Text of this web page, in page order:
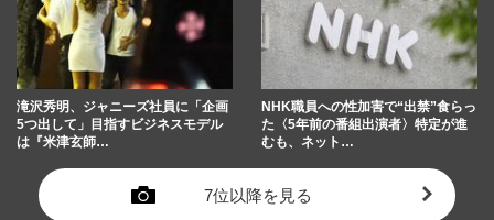
滝沢秀明、ジャニーズ社員に「企画
5つ出して」目指すビジネスモデル
は『米津玄師…
NHK職員への性加害で“出禁”食らっ
た〈5年前の番組出演者〉特定が進
むも、ネット…
7位以降を見る